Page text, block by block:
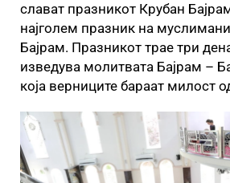
слават празникот Крубан
најголем празник на
Бајрам. Празникот трае три
изведува молитвата Бајрам –
која верниците бараат милост